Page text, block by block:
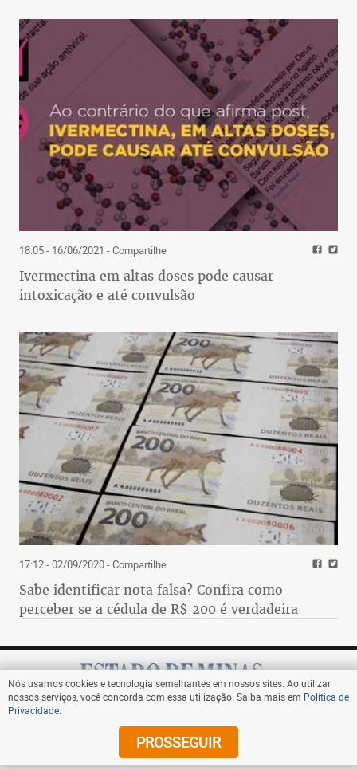
18:05 - 16/06/2021 - Compartilhe
Ivermectina em altas doses pode causar
intoxicação e até convulsão
17:12 - 02/09/2020- Compartilhe
Sabe identificar nota falsa? Confira como
perceber se a cédula de R$ 200 é verdadeira
Assine
Nós usamos cookies e tecnologia semelhantes em nossos sites. Ao utilizar
nossos serviços, você concorda com essa utilização. Saiba mais em Política de
Privacidade
PROSSEGUIR